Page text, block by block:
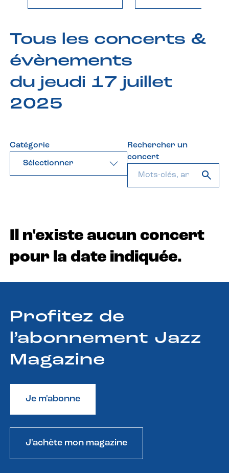
Tous les concerts &
évènements
du jeudi 17 juillet
2025
Catégorie
Sélectionner
Rechercher un
concert
Il n'existe aucun concert
pour la date indiquée.
Profitez de
l’abonnement Jazz
Magazine
Je m'abonne
J'achète mon magazine